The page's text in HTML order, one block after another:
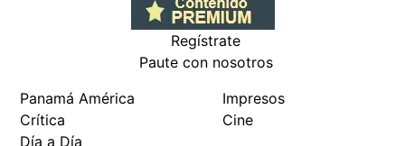
Regístrate
Paute con nosotros
Panamá América
Crítica
Día a Día
Impresos
Cine